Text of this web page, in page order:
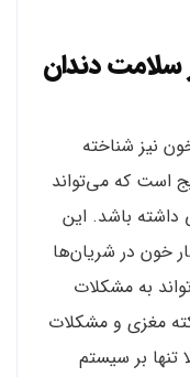
سلامت دندان
نیز شناخته
است که می‌تواند
داشته باشد. این
خون در شریان‌ها
به مشکلات
مغزی و مشکلات
تنها بر سیستم